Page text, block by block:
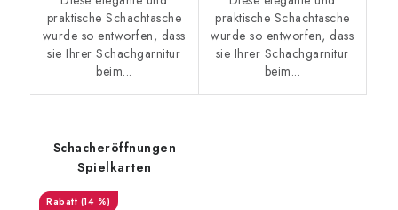
praktische Schachtasche
wurde so entworfen, dass
sie Ihrer Schachgarnitur
beim...
praktische Schachtasche
wurde so entworfen, dass
sie Ihrer Schachgarnitur
beim...
Schacheröffnungen
Spielkarten
(14 %)